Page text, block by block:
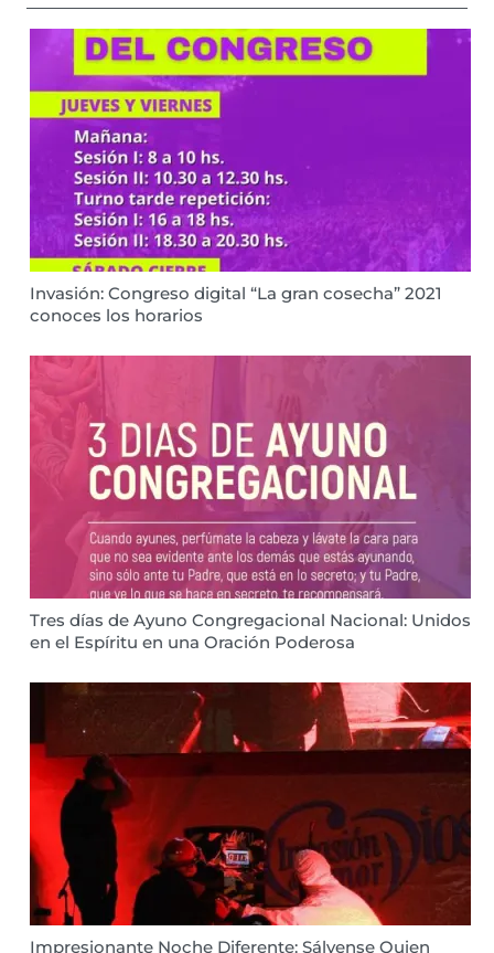
Invasión: Congreso digital “La gran cosecha” 2021
conoces los horarios
Tres días de Ayuno Congregacional Nacional: Unidos
en el Espíritu en una Oración Poderosa
Impresionante Noche Diferente: Sálvense Quien